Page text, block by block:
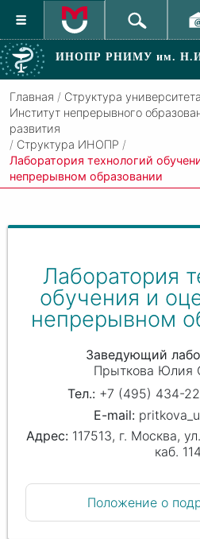
ИНОПР РНИМУ им.
Главная / Структура университета
Институт непрерывного
развития
/ Структура ИНОПР /
Лаборатория технологий
непрерывном образовании
Лаборатория
обучения и
непрерывном
Заведующий
Прыткова Юлия
+7 (495) 434-
117513, г. Москва,
каб. 114
Положение о